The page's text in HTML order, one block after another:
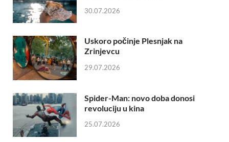
30.07.2026
Uskoro počinje Plesnjak na
Zrinjevcu
29.07.2026
Spider-Man: novo doba donosi
revoluciju u kina
25.07.2026